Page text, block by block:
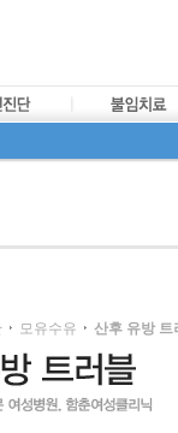
모유수유 산후 유방 트